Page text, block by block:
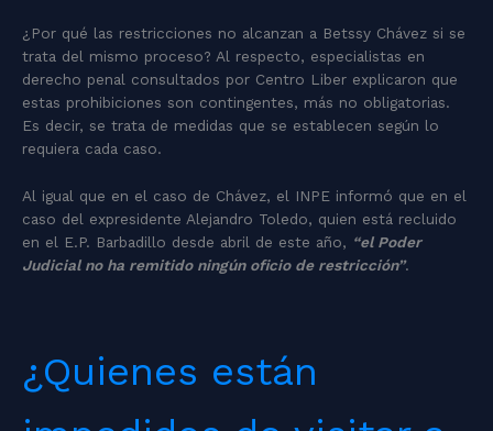
¿Por qué las restricciones no alcanzan a Betssy Chávez si se
trata del mismo proceso? Al respecto, especialistas en
derecho penal consultados por Centro Liber explicaron que
estas prohibiciones son contingentes, más no obligatorias.
Es decir, se trata de medidas que se establecen según lo
requiera cada caso.
Al igual que en el caso de Chávez, el INPE informó que en el
caso del expresidente Alejandro Toledo, quien está recluido
en el E.P. Barbadillo desde abril de este año, “el Poder
Judicial no ha remitido ningún oficio de restricción”.
¿Quienes están